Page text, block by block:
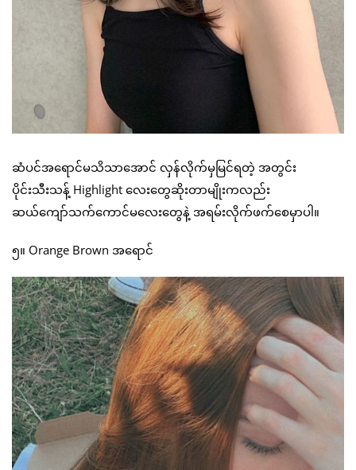
ဆံပင်အရောင်မသိသာအောင် လှန်လိုက်မှမြင်ရတဲ့ အတွင်း
ပိုင်းသီးသန့် Highlight လေးတွေဆိုးတာမျိုးကလည်း
ဆယ်ကျော်သက်ကောင်မလေးတွေနဲ့ အရမ်းလိုက်ဖက်စေမှာပါ။
၅။ Orange Brown အရောင်